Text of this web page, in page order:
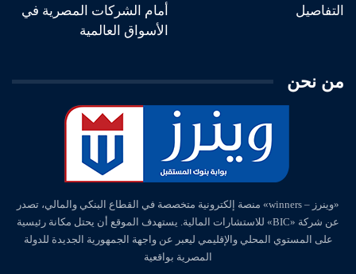
التفاصيل
أمام الشركات المصرية في
الأسواق العالمية
من نحن
«وينرز – winners» منصة إلكترونية متخصصة في القطاع البنكي والمالي، تصدر
عن شركة «BIC» للاستشارات المالية. يستهدف الموقع أن يحتل مكانة رئيسية
على المستوي المحلي والإقليمي ليعبر عن واجهة الجمهورية الجديدة للدولة
المصرية بواقعية